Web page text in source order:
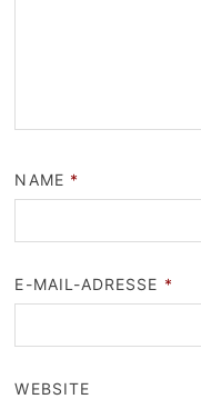
NAME *
E-MAIL-ADRESSE *
WEBSITE